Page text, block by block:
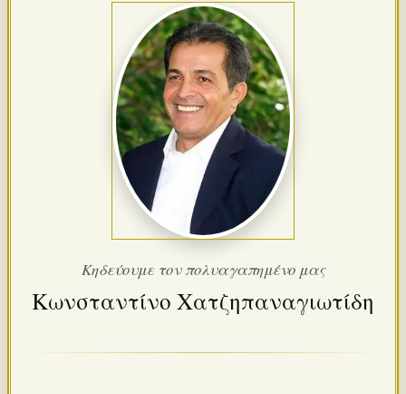
Κηδεύουμε τον πολυαγαπημένο μας
Κωνσταντίνο Χατζηπαναγιωτίδη